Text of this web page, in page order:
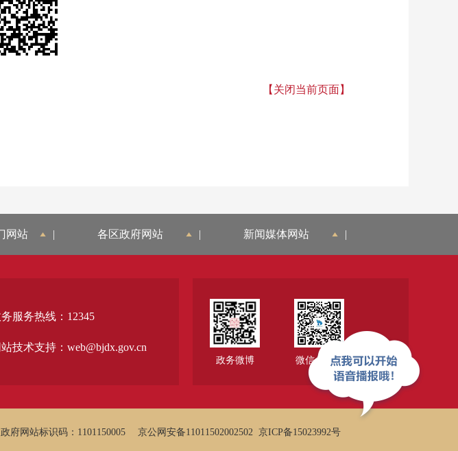
【关闭当前页面】
网站 | 各区政府网站 | 新闻媒体网站 |
服务热线：12345
站技术支持：web@bjdx.gov.cn
政务微博 微信公众号
政府网站标识码：1101150005 京公网安备11011502002502 京ICP备15023992号